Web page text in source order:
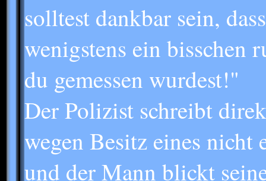
solltest dankbar sein,
wenigstens ein bisschen
du gemessen wurdest!"
Der Polizist schreibt
wegen Besitz eines nicht
und der Mann blickt